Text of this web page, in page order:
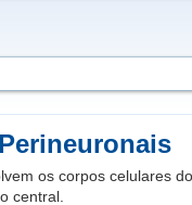
os corpos celulares
central.